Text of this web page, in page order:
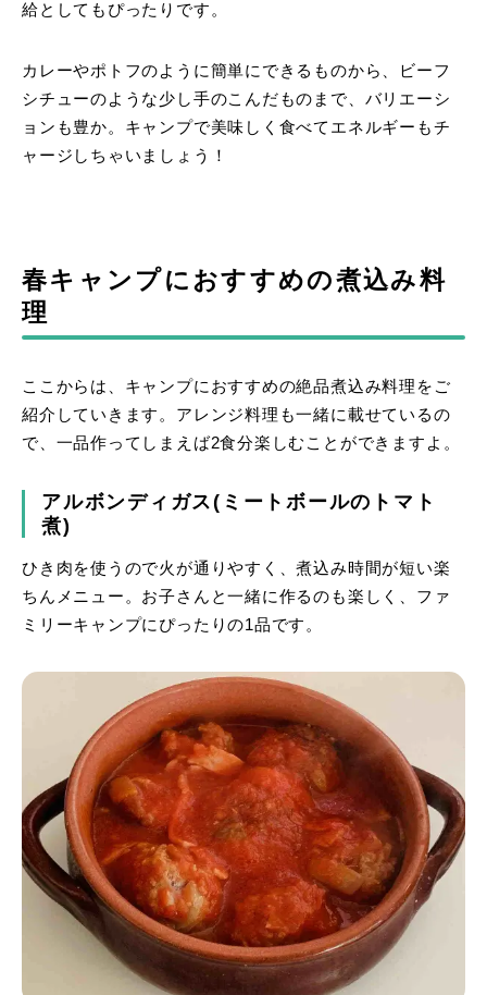
給としてもぴったりです。
カレーやポトフのように簡単にできるものから、ビーフ
シチューのような少し手のこんだものまで、バリエーシ
ョンも豊か。キャンプで美味しく食べてエネルギーもチ
ャージしちゃいましょう！
春キャンプにおすすめの煮込み料
理
ここからは、キャンプにおすすめの絶品煮込み料理をご
紹介していきます。アレンジ料理も一緒に載せているの
で、一品作ってしまえば2食分楽しむことができますよ。
アルボンディガス(ミートボールのトマト
煮)
ひき肉を使うので火が通りやすく、煮込み時間が短い楽
ちんメニュー。お子さんと一緒に作るのも楽しく、ファ
ミリーキャンプにぴったりの1品です。